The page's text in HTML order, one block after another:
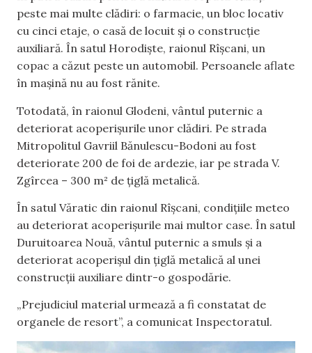
peste mai multe clădiri: o farmacie, un bloc locativ
cu cinci etaje, o casă de locuit și o construcție
auxiliară. În satul Horodiște, raionul Rîșcani, un
copac a căzut peste un automobil. Persoanele aflate
în mașină nu au fost rănite.
Totodată, în raionul Glodeni, vântul puternic a
deteriorat acoperișurile unor clădiri. Pe strada
Mitropolitul Gavriil Bănulescu-Bodoni au fost
deteriorate 200 de foi de ardezie, iar pe strada V.
Zgîrcea – 300 m² de țiglă metalică.
În satul Văratic din raionul Rîșcani, condițiile meteo
au deteriorat acoperișurile mai multor case. În satul
Duruitoarea Nouă, vântul puternic a smuls și a
deteriorat acoperișul din țiglă metalică al unei
construcții auxiliare dintr-o gospodărie.
„Prejudiciul material urmează a fi constatat de
organele de resort”, a comunicat Inspectoratul.